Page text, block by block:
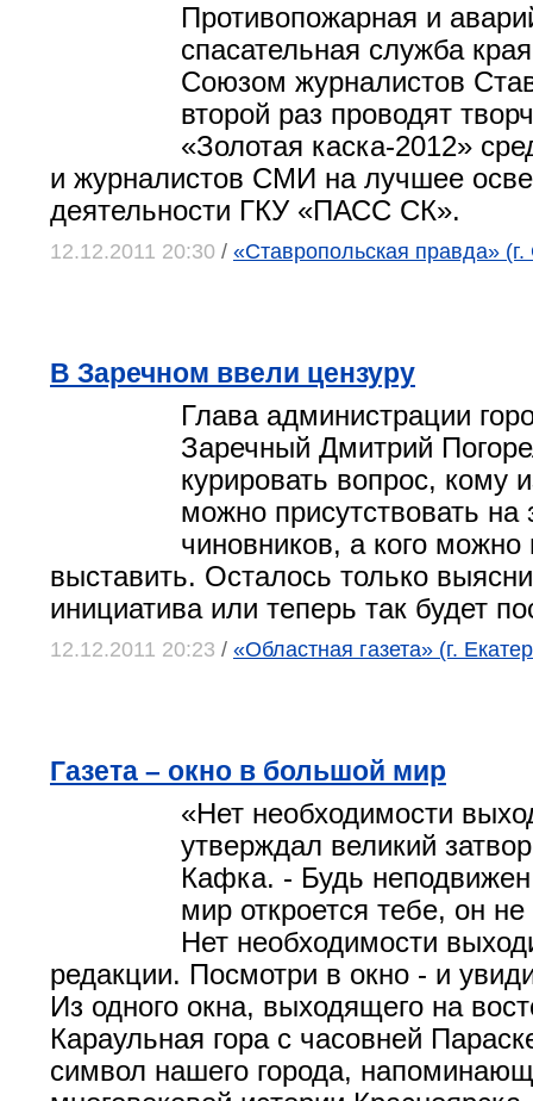
Противопожарная и
спасательная служба
Союзом журналистов
второй раз проводят
«Золотая каска-2012»
и журналистов СМИ на лучшее
деятельности ГКУ «ПАСС СК».
12.12.2011 20:30 / «Ставропольская правда»
В Заречном ввели цензуру
Глава администрации
Заречный Дмитрий
курировать вопрос, кому
можно присутствовать на
чиновников, а кого можно
выставить. Осталось только
инициатива или теперь так будет
12.12.2011 20:23 / «Областная газета» (г.
Газета – окно в большой мир
«Нет необходимости
утверждал великий
Кафка. - Будь
мир откроется тебе, он
Нет необходимости
редакции. Посмотри в окно - и
Из одного окна, выходящего на
Караульная гора с часовней
символ нашего города,